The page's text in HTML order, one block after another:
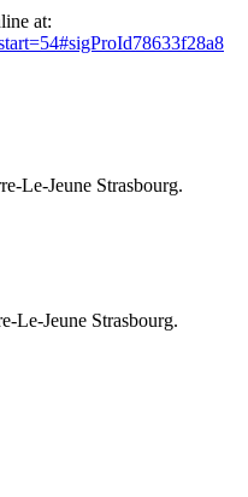
at:
Le-Jeune Strasbourg.
Le-Jeune Strasbourg.